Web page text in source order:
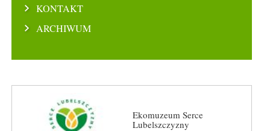
KONTAKT
ARCHIWUM
Ekomuzeum Serce
Lubelszczyzny